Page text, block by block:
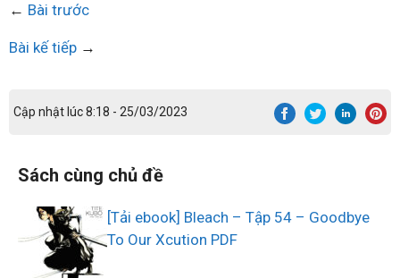
← Bài trước
Bài kế tiếp →
Cập nhật lúc 8:18 - 25/03/2023
Sách cùng chủ đề
[Tải ebook] Bleach – Tập 54 – Goodbye
To Our Xcution PDF